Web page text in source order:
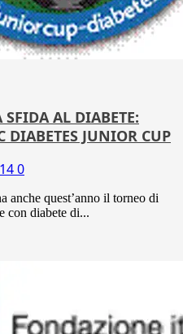
AL DIABETE:
DIABETES JUNIOR CUP
0
quest’anno il torneo di
con diabete di...